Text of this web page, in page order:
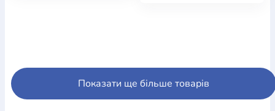
Показати ще більше товарів